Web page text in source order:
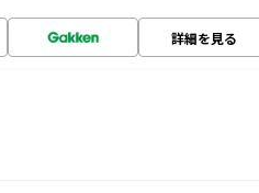
詳細を見る